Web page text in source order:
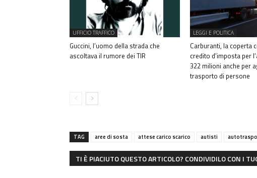
UFFICIO TRAFFICO
Guccini, l’uomo della strada che
ascoltava il rumore dei TIR
LEGGI E POLITICA
Carburanti, la coperta
credito d’imposta per
322 milioni anche per
trasporto di persone
TAG aree di sosta attese carico scarico autisti
TI È PIACIUTO QUESTO ARTICOLO? CONDIVIDILO CON I